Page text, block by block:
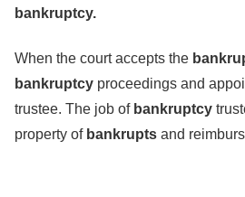
bankruptcy.
When the court accepts the
bankruptcy proceedings and
trustee. The job of bankruptcy
property of bankrupts and